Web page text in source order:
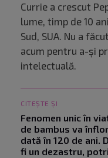
Currie a crescut
lume, timp de 10
Sud, SUA. Nu a
acum pentru a-și
intelectuală.
CITEȘTE ȘI
Fenomen unic în
de bambus va
dată în 120 de ani.
fi un dezastru,